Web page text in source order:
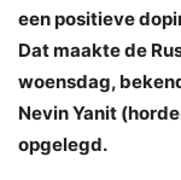
een positieve
Dat maakte de
woensdag,
Nevin Yanit
opgelegd.